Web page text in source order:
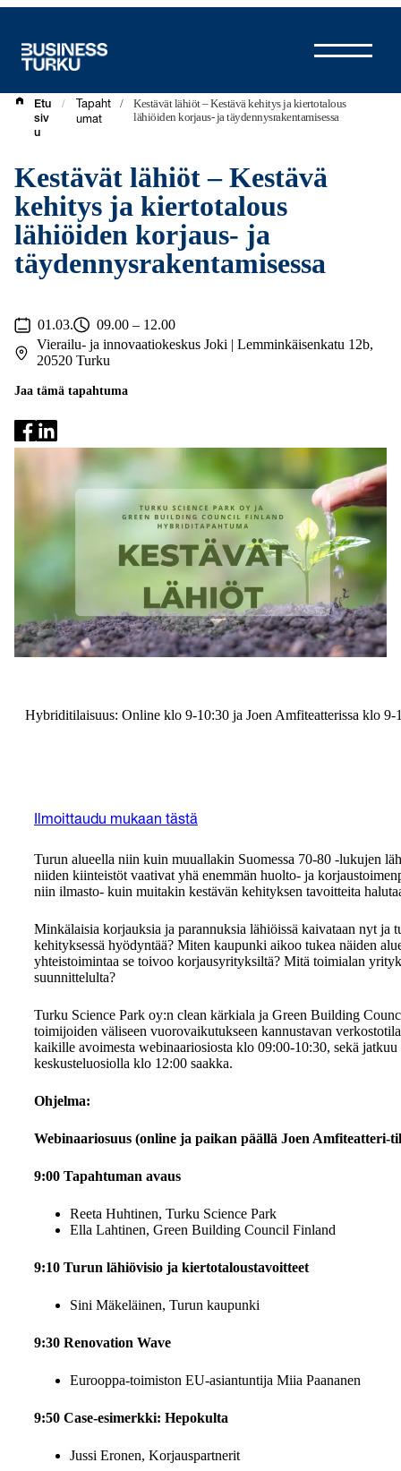
Etu
siv
u
/
Tapaht
umat
/
Kestävät lähiöt – Kestävä kehitys ja kiertotalous
lähiöiden korjaus- ja täydennysrakentamisessa
Kestävät lähiöt – Kestävä
kehitys ja kiertotalous
lähiöiden korjaus- ja
täydennysrakentamisessa
01.03.
09.00 – 12.00
Vierailu- ja innovaatiokeskus Joki | Lemminkäisenkatu 12b,
20520 Turku
Jaa tämä tapahtuma
Hybriditilaisuus: Online klo 9-10:30 ja Joen Amfiteatterissa klo 9-
Ilmoittaudu mukaan tästä
Turun alueella niin kuin muuallakin Suomessa 70-80 -lukujen
niiden kiinteistöt vaativat yhä enemmän huolto- ja
niin ilmasto- kuin muitakin kestävän kehityksen tavoitteita
Minkälaisia korjauksia ja parannuksia lähiöissä kaivataan nyt ja
kehityksessä hyödyntää? Miten kaupunki aikoo tukea näiden
yhteistoimintaa se toivoo korjausyrityksiltä? Mitä toimialan
suunnittelulta?
Turku Science Park oy:n clean kärkiala ja Green Building
toimijoiden väliseen vuorovaikutukseen kannustavan
kaikille avoimesta webinaariosiosta klo 09:00-10:30, sekä
keskusteluosiolla klo 12:00 saakka.
Ohjelma:
Webinaariosuus (online ja paikan päällä Joen Amfiteatteri-
9:00 Tapahtuman avaus
Reeta Huhtinen, Turku Science Park
Ella Lahtinen, Green Building Council Finland
9:10 Turun lähiövisio ja kiertotaloustavoitteet
Sini Mäkeläinen, Turun kaupunki
9:30 Renovation Wave
Eurooppa-toimiston EU-asiantuntija Miia Paananen
9:50 Case-esimerkki: Hepokulta
Jussi Eronen, Korjauspartnerit